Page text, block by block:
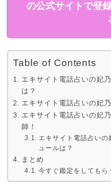
の公式サイトで登
Table of Contents
エキサイト電話占いの妃
は？
エキサイト電話占いの妃
エキサイト電話占いの妃
師！
エキサイト電話占い
ュールは？
まとめ
今すぐ鑑定をしても